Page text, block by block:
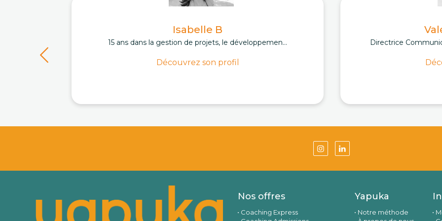
Isabelle B
15 ans dans la gestion de projets, le développemen...
Découvrez son profil
Directrice
Nos offres
Coaching Express
Yapuka
Notre méthode